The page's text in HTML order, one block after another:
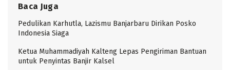
Baca Juga
Pedulikan Karhutla, Lazismu Banjarbaru Dirikan Posko
Indonesia Siaga
Ketua Muhammadiyah Kalteng Lepas Pengiriman Bantuan
untuk Penyintas Banjir Kalsel